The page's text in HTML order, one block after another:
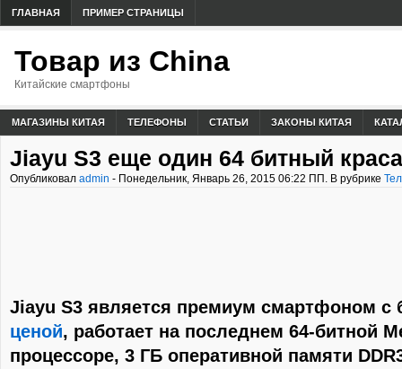
ГЛАВНАЯ ПРИМЕР СТРАНИЦЫ
Товар из China
Китайские смартфоны
МАГАЗИНЫ КИТАЯ ТЕЛЕФОНЫ СТАТЬИ ЗАКОНЫ КИТАЯ
Jiayu S3 еще один 64 битный
Опубликовал admin - Понедельник, Январь 26, 2015 06:22 ПП. В рубрике
Jiayu S3 является премиум смартфоном с
ценой, работает на последнем 64-битной
процессоре, 3 ГБ оперативной памяти